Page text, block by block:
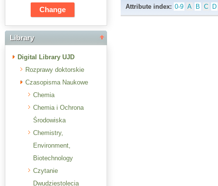
Library
Digital Library UJD
Rozprawy doktorskie
Czasopisma Naukowe
Chemia
Chemia i Ochrona
Środowiska
Chemistry,
Environment,
Biotechnology
Czytanie
Dwudziestolecia
Attribute index: 0-9 A B C D